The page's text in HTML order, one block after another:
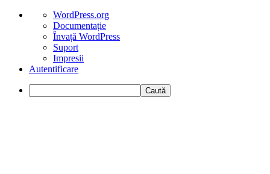
Despre
WordPress
WordPress.org
Documentație
Învață WordPress
Suport
Impresii
Autentificare
Caută